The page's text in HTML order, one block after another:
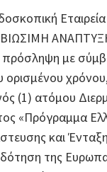
πρόσληψη με
ορισμένου
(1) ατόμου
«Πρόγραμμα
και
της